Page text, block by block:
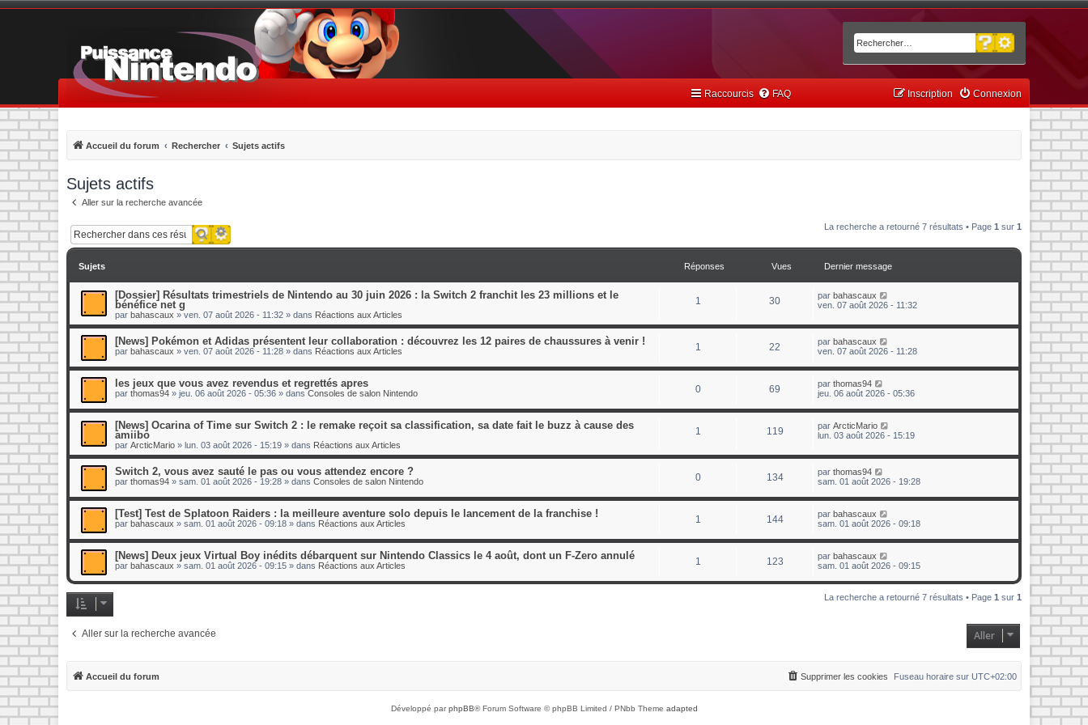
Rechercher
Recherche avancée
Raccourcis FAQ Connexion
Inscription
Accueil du forum Rechercher Sujets actifs
Sujets actifs
Aller sur la recherche avancée
Rechercher
Recherche avancée La recherche a retourné 7 résultats • Page 1 sur 1
Sujets Réponses Vues Dernier message
[Dossier] Résultats trimestriels de Nintendo au 30 juin 2026 : la Switch 2 franchit les 23 millions et le
bénéfice net g
par bahascaux » ven. 07 août 2026 - 11:32 » dans Réactions aux Articles
1 30 par bahascaux
ven. 07 août 2026 - 11:32
[News] Pokémon et Adidas présentent leur collaboration : découvrez les 12 paires de chaussures à venir !
par bahascaux » ven. 07 août 2026 - 11:28 » dans Réactions aux Articles 1 22 par bahascaux
ven. 07 août 2026 - 11:28
les jeux que vous avez revendus et regrettés apres
par thomas94 » jeu. 06 août 2026 - 05:36 » dans Consoles de salon Nintendo 0 69 par thomas94
jeu. 06 août 2026 - 05:36
[News] Ocarina of Time sur Switch 2 : le remake reçoit sa classification, sa date fait le buzz à cause des
amiibo
par ArcticMario » lun. 03 août 2026 - 15:19 » dans Réactions aux Articles
1 119 par ArcticMario
lun. 03 août 2026 - 15:19
Switch 2, vous avez sauté le pas ou vous attendez encore ?
par thomas94 » sam. 01 août 2026 - 19:28 » dans Consoles de salon Nintendo 0 134 par thomas94
sam. 01 août 2026 - 19:28
[Test] Test de Splatoon Raiders : la meilleure aventure solo depuis le lancement de la franchise !
par bahascaux » sam. 01 août 2026 - 09:18 » dans Réactions aux Articles 1 144 par bahascaux
sam. 01 août 2026 - 09:18
[News] Deux jeux Virtual Boy inédits débarquent sur Nintendo Classics le 4 août, dont un F-Zero annulé
par bahascaux » sam. 01 août 2026 - 09:15 » dans Réactions aux Articles 1 123 par bahascaux
sam. 01 août 2026 - 09:15
La recherche a retourné 7 résultats • Page 1 sur 1
Aller sur la recherche avancée Aller
Accueil du forum Fuseau horaire sur UTC+02:00
Supprimer les cookies
Développé parphpBB® Forum Software © phpBB Limited / PNbb Theme adapted